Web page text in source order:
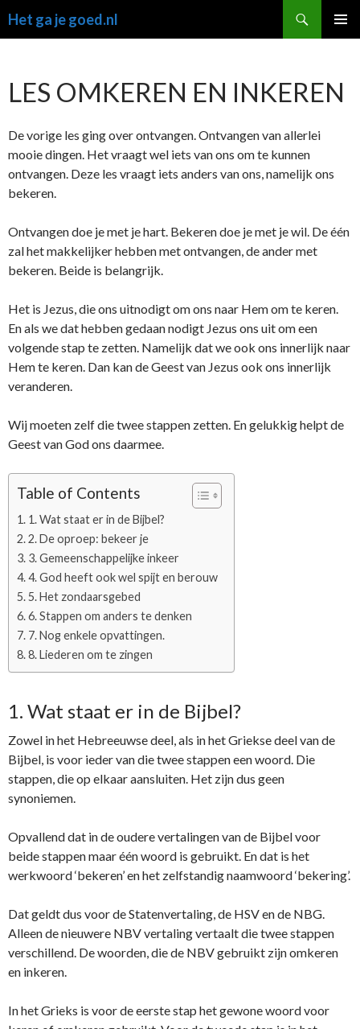
naar
Het ga je goed.nl
LES OMKEREN EN INKEREN
De vorige les ging over ontvangen. Ontvangen van allerlei
mooie dingen. Het vraagt wel iets van ons om te kunnen
ontvangen. Deze les vraagt iets anders van ons, namelijk ons
bekeren.
Ontvangen doe je met je hart. Bekeren doe je met je wil. De één
zal het makkelijker hebben met ontvangen, de ander met
bekeren. Beide is belangrijk.
Het is Jezus, die ons uitnodigt om ons naar Hem om te keren.
En als we dat hebben gedaan nodigt Jezus ons uit om een
volgende stap te zetten. Namelijk dat we ook ons innerlijk naar
Hem te keren. Dan kan de Geest van Jezus ook ons innerlijk
veranderen.
Wij moeten zelf die twee stappen zetten. En gelukkig helpt de
Geest van God ons daarmee.
Table of Contents
1. Wat staat er in de Bijbel?
2. De oproep: bekeer je
3. Gemeenschappelijke inkeer
4. God heeft ook wel spijt en berouw
5. Het zondaarsgebed
6. Stappen om anders te denken
7. Nog enkele opvattingen.
8. Liederen om te zingen
1. Wat staat er in de Bijbel?
Zowel in het Hebreeuwse deel, als in het Griekse deel van de
Bijbel, is voor ieder van die twee stappen een woord. Die
stappen, die op elkaar aansluiten. Het zijn dus geen
synoniemen.
Opvallend dat in de oudere vertalingen van de Bijbel voor
beide stappen maar één woord is gebruikt. En dat is het
werkwoord ‘bekeren’ en het zelfstandig naamwoord ‘bekering’.
Dat geldt dus voor de Statenvertaling, de HSV en de NBG.
Alleen de nieuwere NBV vertaling vertaalt die twee stappen
verschillend. De woorden, die de NBV gebruikt zijn omkeren
en inkeren.
In het Grieks is voor de eerste stap het gewone woord voor